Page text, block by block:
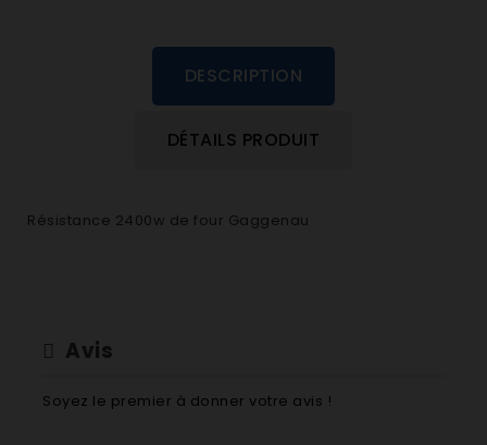
DESCRIPTION
DÉTAILS PRODUIT
Résistance 2400w de four Gaggenau
Avis
Soyez le premier à donner votre avis !